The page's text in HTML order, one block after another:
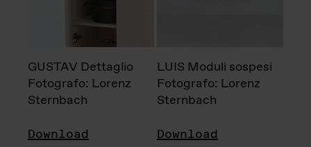
GUSTAV Dettaglio
Fotografo: Lorenz
Sternbach
Download
LUIS Moduli sospesi
Fotografo: Lorenz
Sternbach
Download